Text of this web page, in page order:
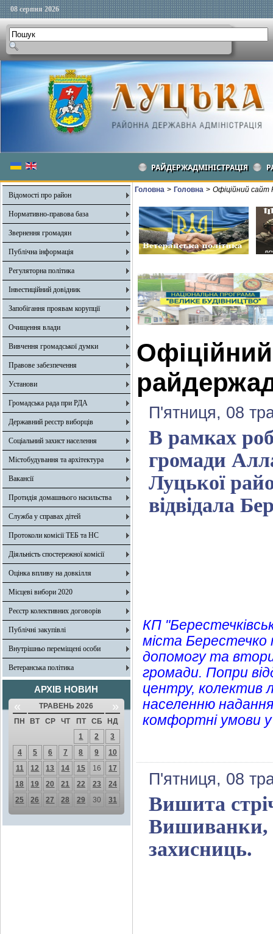
08 серпня 2026
РАЙДЕРЖАДМІНІСТРАЦІЯ
Відомості про район
Нормативно-правова база
Звернення громадян
Публічна інформація
Регуляторна політика
Інвестиційний довідник
Запобігання проявам корупції
Очищення влади
Вивчення громадської думки
Правове забезпечення
Установи
Громадська рада при РДА
Державний реєстр виборців
Соціальний захист населення
Містобудування та архітектура
Вакансії
Протидія домашнього насильства
Служба у справах дітей
Протоколи комісії ТЕБ та НС
Діяльність спостережної комісії
Оцінка впливу на довкілля
Місцеві вибори 2020
Реєстр колективних договорів
Публічні закупівлі
Внутрішньо переміщені особи
Ветеранська політика
АРХІВ НОВИН
« ТРАВЕНЬ 2026 »
ПН ВТ СР ЧТ ПТ СБ
НД
1
2
3
4
5 6 7 8 9
10
11
12 13 14 15 16
17
18
19 20 21 22 23
24
25
26 27 28 29 30 31
Головна > Головна > Офіційний сайт
Офіційний
П'ятниця, 08
В рамках
громади
Луцької
відвідала
КП
міста Берестечко
допомогу та
громади. Попри
центру, колектив
населенню
комфортні умови у
П'ятниця, 08
Вишита
Вишиванки,
захисниць.